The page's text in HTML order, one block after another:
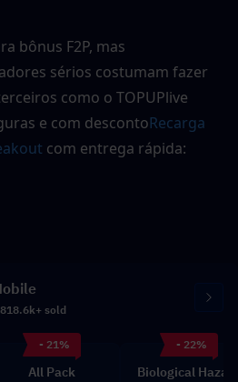
bônus F2P, mas
sérios costumam fazer
como o TOPUPlive
e com descontoRecarga
com entrega rápida:
818.6k+ sold
- 21%
All Pack
- 22%
Biological